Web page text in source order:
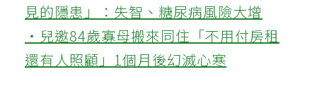
見的隱患」：失智、糖尿病風險大增
‧兒邀84歲寡母搬來同住「不用付房租
還有人照顧」1個月後幻滅心寒